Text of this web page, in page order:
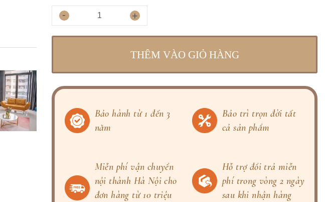
- +
THÊM VÀO GIỎ HÀNG
Bảo hành từ 1 đến 3
năm
Bảo trì trọn đời tất
cả sản phẩm
Miễn phí vận chuyển
nội thành Hà Nội cho
đơn hàng từ 10 triệu
Hỗ trợ đổi trả miễn
phí trong vòng 2 ngày
sau khi nhận hàng